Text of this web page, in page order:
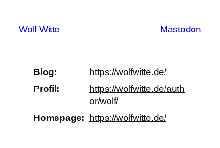
springen
Wolf Witte Mastodon
Blog https://wolfwitte.de/
Profil
https://wolfwitte.de/auth
or/wolf/
Homepage
https://wolfwitte.de/